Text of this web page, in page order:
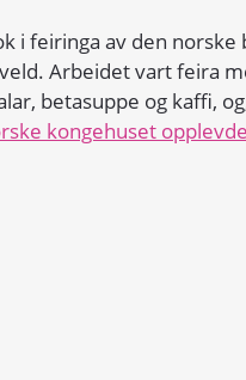
i feiringa av den norske
Arbeidet vart feira
betasuppe og kaffi,
kongehuset